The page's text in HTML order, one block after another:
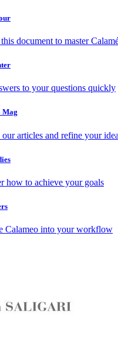
document to master
to your questions quickly
Mag
articles and refine your
how to achieve your goals
Calameo into your workflow